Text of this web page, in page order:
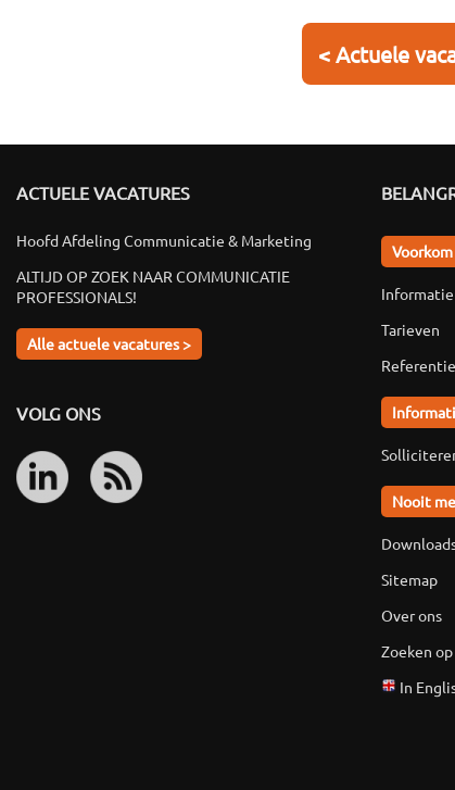
< Actuele
ACTUELE VACATURES
Hoofd Afdeling Communicatie & Marketing
ALTIJD OP ZOEK NAAR COMMUNICATIE
PROFESSIONALS!
Alle actuele vacatures >
VOLG ONS
Tarieven
Nooit
Sitemap
Over ons
Zoeken
In